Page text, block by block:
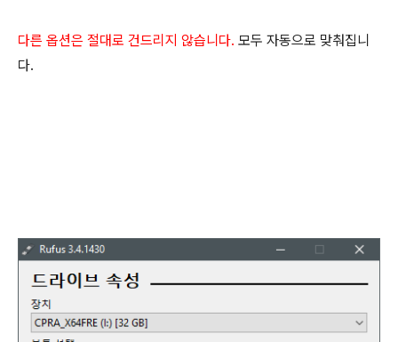
다른 옵션은 절대로 건드리지 않습니다. 모두 자동으로 맞춰집니
다.